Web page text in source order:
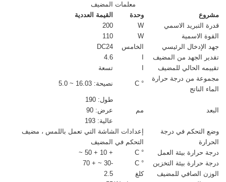
معلمات المضيف
مشروع
وحدة
القيمة العددية
قدرة التبريد الاسمي
W
200
القوة الاسمية
W
110
جهد الإدخال الرئيسي
الخامس
DC24
تقدير الجهد من المضيف
4.6
تقييمه الحالي للمضيف
تسعة
مجموعة من درجة حرارة
الماء الناتج
° C نصيحة: 16.03 ~ 5.0
البعد مم
طول: 190
عرض: 90
عالية: 193
وضع التحكم في درجة
الحرارة
إعدادات الشاشة التي تعمل باللمس ، مضيف
التحكم في المضيف
درجة حرارة بيئة العمل
° C
+ 10 + 50 ~
درجة حرارة بيئة التخزين
° C
-30 ~ + 70
الوزن الصافي للمضيف
كلغ
2.5